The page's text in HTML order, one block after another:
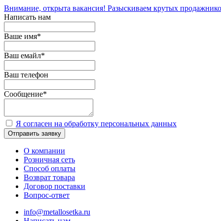
Внимание, открыта вакансия! Разыскиваем крутых
Написать нам
Ваше имя*
Ваш емайл*
Ваш телефон
Сообщение*
Я согласен на обработку персональных данных
Отправить заявку
О компании
Розничная сеть
Способ оплаты
Возврат товара
Договор поставки
Вопрос-ответ
info@metallosetka.ru